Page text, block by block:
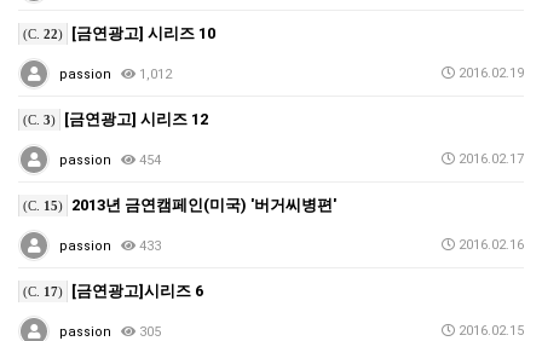
(C. 22) [금연광고] 시리즈 10
passion 1,012 2016.02.19
(C. 3) [금연광고] 시리즈 12
passion 454 2016.02.17
(C. 15) 2013년 금연캠페인(미국) '버거씨병편'
passion 433 2016.02.16
(C. 17) [금연광고]시리즈 6
passion 305 2016.02.15